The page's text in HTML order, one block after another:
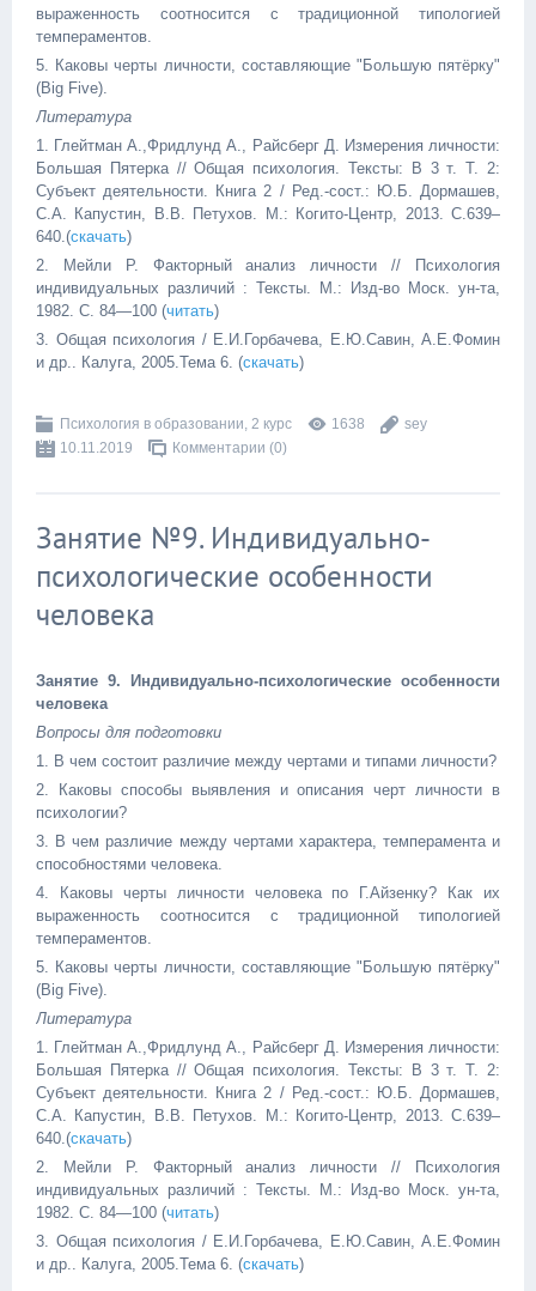
выраженность соотносится с традиционной типологией
темпераментов.
5. Каковы черты личности, составляющие "Большую пятёрку"
(Big Five).
Литература
1. Глейтман А.,Фридлунд А., Райсберг Д. Измерения личности:
Большая Пятерка // Общая психология. Тексты: В 3 т. Т. 2:
Субъект деятельности. Кни­га 2 / Ред.-сост.: Ю.Б. Дормашев,
С.А. Капустин, В.В. Петухов. М.: Когито-Центр, 2013. С.639–
640.(скачать)
2. Мейли Р. Факторный анализ личности // Психология
индивидуальных различий : Тексты. М.: Изд-во Моск. ун-та,
1982. С. 84—100 (читать)
3. Общая психология / Е.И.Горбачева, Е.Ю.Савин, А.Е.Фомин
и др.. Калуга, 2005.Тема 6. (скачать)
Психология в образовании, 2 курс 1638
sey
10.11.2019
Комментарии (0)
Занятие №9. Индивидуально-
психологические особенности
человека
Занятие 9. Индивидуально-психологические особенности
человека
Вопросы для подготовки
1. В чем состоит различие между чертами и типами личности?
2. Каковы способы выявления и описания черт личности в
психологии?
3. В чем различие между чертами характера, темперамента и
способностями человека.
4. Каковы черты личности человека по Г.Айзенку? Как их
выраженность соотносится с традиционной типологией
темпераментов.
5. Каковы черты личности, составляющие "Большую пятёрку"
(Big Five).
Литература
1. Глейтман А.,Фридлунд А., Райсберг Д. Измерения личности:
Большая Пятерка // Общая психология. Тексты: В 3 т. Т. 2:
Субъект деятельности. Кни­га 2 / Ред.-сост.: Ю.Б. Дормашев,
С.А. Капустин, В.В. Петухов. М.: Когито-Центр, 2013. С.639–
640.(скачать)
2. Мейли Р. Факторный анализ личности // Психология
индивидуальных различий : Тексты. М.: Изд-во Моск. ун-та,
1982. С. 84—100 (читать)
3. Общая психология / Е.И.Горбачева, Е.Ю.Савин, А.Е.Фомин
и др.. Калуга, 2005.Тема 6. (скачать)